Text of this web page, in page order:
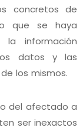
concretos de
que se haya
información
datos y las
los mismos.
del afectado a
ser inexactos